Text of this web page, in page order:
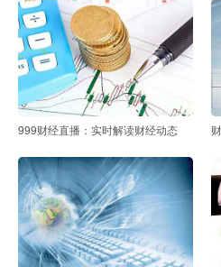
999财经直播：实时解读财经动态